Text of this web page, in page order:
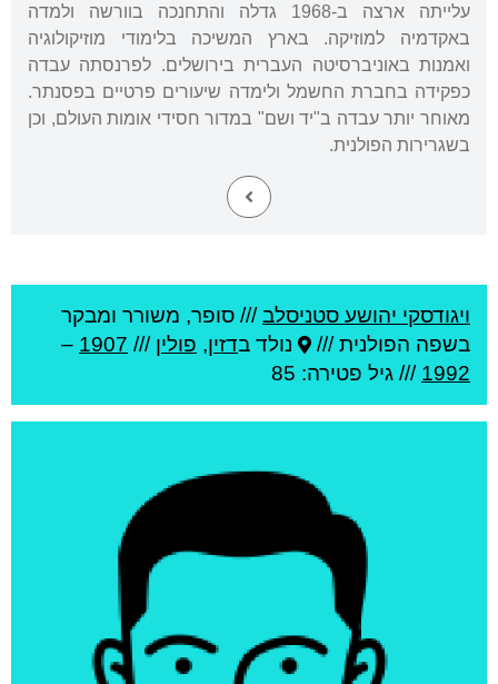
עלייתה ארצה ב-1968 גדלה והתחנכה בוורשה ולמדה
באקדמיה למוזיקה. בארץ המשיכה בלימודי מוזיקולוגיה
ואמנות באוניברסיטה העברית בירושלים. לפרנסתה עבדה
כפקידה בחברת החשמל ולימדה שיעורים פרטיים בפסנתר.
מאוחר יותר עבדה ב"יד ושם" במדור חסידי אומות העולם, וכן
בשגרירות הפולנית.
ויגודסקי יהושע סטניסלב/// סופר, משורר ומבקר
בשפה הפולנית ///
נולד בדזין, פולין ///
1907
–
1992 /// גיל פטירה: 85